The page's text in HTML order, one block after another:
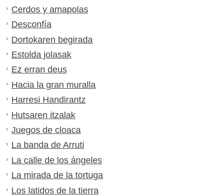
Cerdos y amapolas
Desconfía
Dortokaren begirada
Estolda jolasak
Ez erran deus
Hacia la gran muralla
Harresi Handirantz
Hutsaren itzalak
Juegos de cloaca
La banda de Arruti
La calle de los ángeles
La mirada de la tortuga
Los latidos de la tierra